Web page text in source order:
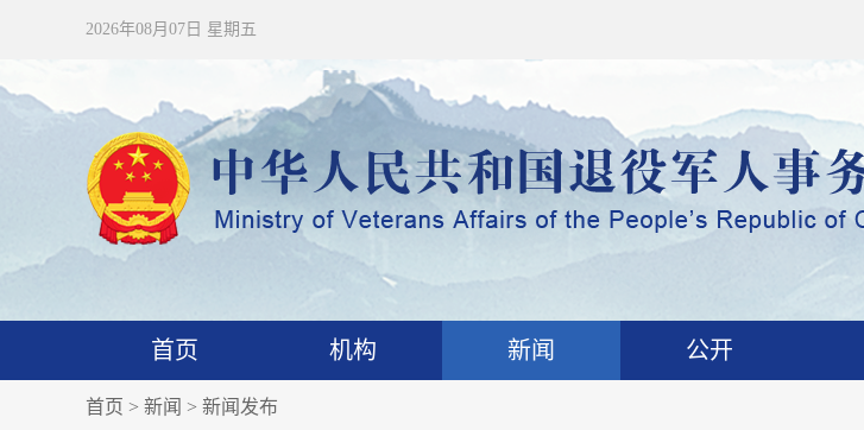
2026年08月07日 星期五
首页 机构 新闻 公开
首页 > 新闻 > 新闻发布